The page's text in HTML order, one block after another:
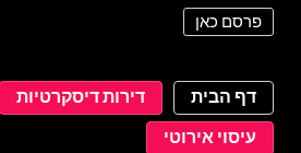
פרסם כאן
דף הבית דירות דיסקרטיות
עיסוי אירוטי